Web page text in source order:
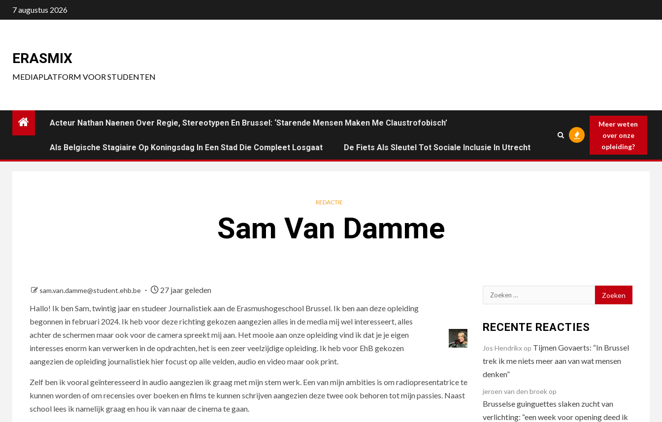
naar
7 augustus 2026
ERASMIX
MEDIAPLATFORM VOOR STUDENTEN
Acteur Nathan Naenen Over Regie, Stereotypen En Brussel: ‘Starende Mensen Maken Me Claustrofobisch’
Als Belgische Stagiaire Op Koningsdag In Een Stad Die Compleet Losgaat De Fiets Als Sleutel Tot Sociale Inclusie In Utrecht
Meer weten
over onze
opleiding?
REDACTIE
Sam Van Damme
sam.van.damme@student.ehb.be
27 jaar geleden
Hallo! Ik ben Sam, twintig jaar en studeer Journalistiek aan de Erasmushogeschool Brussel. Ik ben aan deze opleiding
begonnen in februari 2024. Ik heb voor deze richting gekozen aangezien alles in de media mij wel interesseert, alles
achter de schermen maar ook voor de camera spreekt mij aan. Het mooie aan onze opleiding vind ik dat je je eigen
interesses enorm kan verwerken in de opdrachten, het is een zeer veelzijdige opleiding. Ik heb voor EhB gekozen
aangezien de opleiding journalistiek hier focust op alle velden, audio en video maar ook print.
Zelf ben ik vooral geïnteresseerd in audio aangezien ik graag met mijn stem werk. Een van mijn ambities is om radiopresentatrice te
kunnen worden of om recensies over boeken en films te kunnen schrijven aangezien deze twee ook behoren tot mijn passies. Naast
school lees ik namelijk graag en hou ik van naar de cinema te gaan.
Zoeken
naar:
RECENTE REACTIES
Jos Hendrikxop Tijmen Govaerts: “In Brussel
trek ik me niets meer aan van wat mensen
denken”
jeroen van den broekop
Brusselse guinguettes slaken zucht van
verlichting: “een week voor opening deed ik